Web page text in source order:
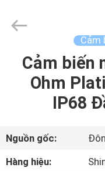
TRANG
CHỦ
SẢN
PHẨM
Shinein
Electornics
Reserved.
Cảm
Cảm biến
Ohm
IP68
Nguồn gốc:
Hàng hiệu: